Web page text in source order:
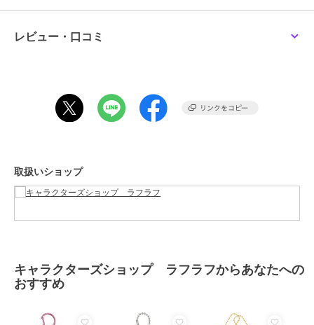
ショップ
キャラクターズショップ ラフラ
フ
性別タイプ
ー ／ストラップ・キーホルダー
すべてのストラップ・キーホルダ
サイズ
レビュー・口コミ
取扱いショップ
キャラクターズショップ ラフラフからあなたへの
おすすめ